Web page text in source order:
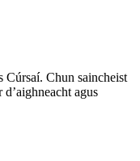
Cúrsaí. Chun saincheist
agus